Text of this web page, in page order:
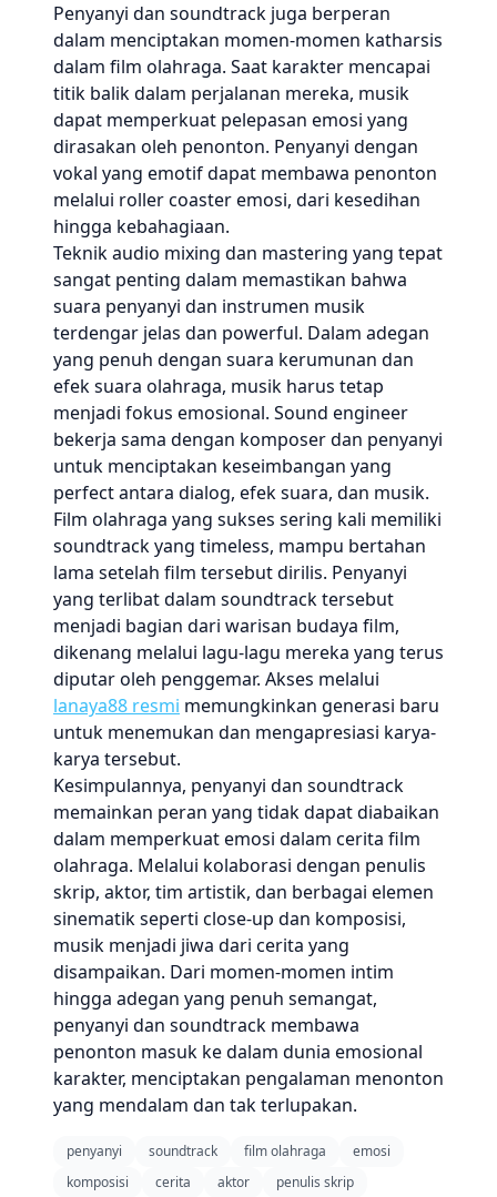
Penyanyi dan soundtrack juga berperan
dalam menciptakan momen-momen katharsis
dalam film olahraga. Saat karakter mencapai
titik balik dalam perjalanan mereka, musik
dapat memperkuat pelepasan emosi yang
dirasakan oleh penonton. Penyanyi dengan
vokal yang emotif dapat membawa penonton
melalui roller coaster emosi, dari kesedihan
hingga kebahagiaan.
Teknik audio mixing dan mastering yang tepat
sangat penting dalam memastikan bahwa
suara penyanyi dan instrumen musik
terdengar jelas dan powerful. Dalam adegan
yang penuh dengan suara kerumunan dan
efek suara olahraga, musik harus tetap
menjadi fokus emosional. Sound engineer
bekerja sama dengan komposer dan penyanyi
untuk menciptakan keseimbangan yang
perfect antara dialog, efek suara, dan musik.
Film olahraga yang sukses sering kali memiliki
soundtrack yang timeless, mampu bertahan
lama setelah film tersebut dirilis. Penyanyi
yang terlibat dalam soundtrack tersebut
menjadi bagian dari warisan budaya film,
dikenang melalui lagu-lagu mereka yang terus
diputar oleh penggemar. Akses melalui
lanaya88 resmi memungkinkan generasi baru
untuk menemukan dan mengapresiasi karya-
karya tersebut.
Kesimpulannya, penyanyi dan soundtrack
memainkan peran yang tidak dapat diabaikan
dalam memperkuat emosi dalam cerita film
olahraga. Melalui kolaborasi dengan penulis
skrip, aktor, tim artistik, dan berbagai elemen
sinematik seperti close-up dan komposisi,
musik menjadi jiwa dari cerita yang
disampaikan. Dari momen-momen intim
hingga adegan yang penuh semangat,
penyanyi dan soundtrack membawa
penonton masuk ke dalam dunia emosional
karakter, menciptakan pengalaman menonton
yang mendalam dan tak terlupakan.
penyanyi soundtrack film olahraga
emosi
komposisi
cerita aktor
penulis skrip